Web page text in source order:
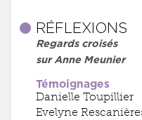
RÉFLEXIONS
Regards croisés
sur Anne Meunier
Témoignages
Danielle Toupillier
Evelyne